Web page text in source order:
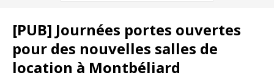
[PUB] Journées portes ouvertes
pour des nouvelles salles de
location à Montbéliard